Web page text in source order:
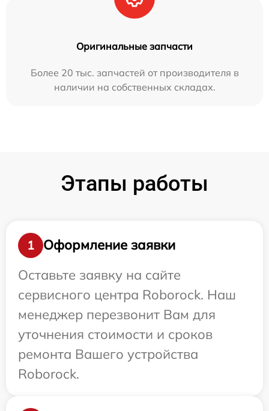
Оригинальные запчасти
Более 20 тыс. запчастей от производителя в
наличии на собственных складах.
Этапы работы
1
Оформление заявки
Оставьте заявку на сайте
сервисного центра Roborock. Наш
менеджер перезвонит Вам для
уточнения стоимости и сроков
ремонта Вашего устройства
Roborock.